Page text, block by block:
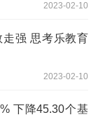
2023-02-10
强 思考乐教育
2023-02-10
下降45.30个基